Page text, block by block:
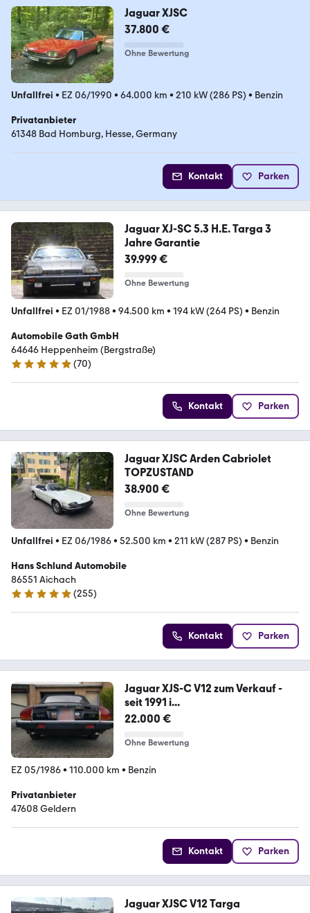
Jaguar XJSC
37.800 €
Ohne Bewertung
Unfallfrei • EZ 06/1990 • 64.000 km • 210 kW (286 PS) • Benzin
Privatanbieter
61348 Bad Homburg, Hesse, Germany
Kontakt Parken
Jaguar XJ-SC 5.3 H.E. Targa 3
Jahre Garantie
39.999 €
Ohne Bewertung
Unfallfrei • EZ 01/1988• 94.500 km • 194 kW (264 PS) • Benzin
Automobile Gath GmbH
64646 Heppenheim (Bergstraße)
5 Sterne
(70)
Kontakt Parken
Jaguar XJSC Arden Cabriolet
TOPZUSTAND
38.900 €
Ohne Bewertung
Unfallfrei • EZ 06/1986• 52.500 km • 211 kW (287 PS) • Benzin
Hans Schlund Automobile
86551 Aichach
4.9 Sterne
(255)
Kontakt Parken
Jaguar XJS-C V12 zum Verkauf -
seit 1991 i...
22.000 €
Ohne Bewertung
EZ 05/1986• 110.000 km • Benzin
Privatanbieter
47608 Geldern
Kontakt Parken
Jaguar XJSC V12 Targa